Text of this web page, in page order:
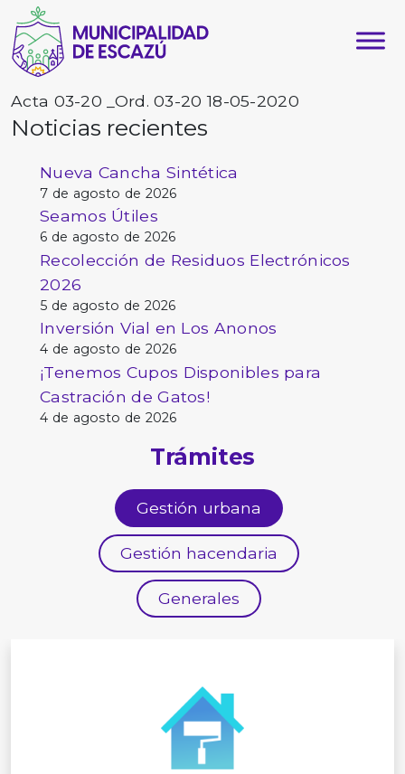
Acta 03-20 _Ord. 03-20 18-05-2020
Noticias recientes
Nueva Cancha Sintética
7 de agosto de 2026
Seamos Útiles
6 de agosto de 2026
Recolección de Residuos Electrónicos
2026
5 de agosto de 2026
Inversión Vial en Los Anonos
4 de agosto de 2026
¡Tenemos Cupos Disponibles para
Castración de Gatos!
4 de agosto de 2026
Trámites
Gestión urbana
Gestión hacendaria
Generales